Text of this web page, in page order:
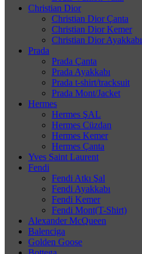
Christian Dior
Christian Dior Çanta
Christian Dior Kemer
Christian Dior Ayakkabı
Prada
Prada Çanta
Prada Ayakkabı
Prada t-shirt/tracksuit
Prada Mont/Jacket
Hermes
Hermes ŞAL
Hermes Cüzdan
Hermes Kemer
Hermes Çanta
Yves Saint Laurent
Fendi
Fendi Atkı Şal
Fendi Ayakkabı
Fendi Kemer
Fendi Mont(T-Shirt)
Alexander McQueen
Balenciga
Golden Goose